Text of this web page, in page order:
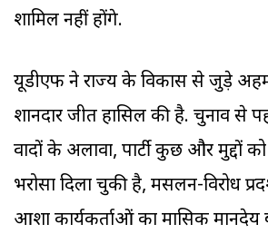
शामिल नहीं होंगे.
यूडीएफ ने राज्य के विकास से जुड़े अहम
शानदार जीत हासिल की है. चुनाव से
वादों के अलावा, पार्टी कुछ और मुद्दों
भरोसा दिला चुकी है, मसलन-विरोध
आशा कार्यकर्ताओं का मासिक मानदेय